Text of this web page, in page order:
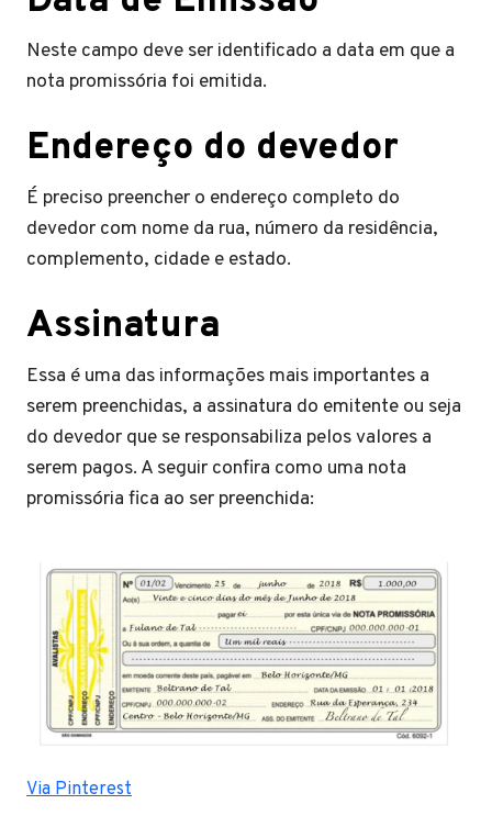
Neste campo deve ser identificado a data em que a
nota promissória foi emitida.
Endereço do devedor
É preciso preencher o endereço completo do
devedor com nome da rua, número da residência,
complemento, cidade e estado.
Assinatura
Essa é uma das informações mais importantes a
serem preenchidas, a assinatura do emitente ou seja
do devedor que se responsabiliza pelos valores a
serem pagos. A seguir confira como uma nota
promissória fica ao ser preenchida:
Via Pinterest